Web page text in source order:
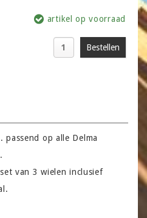
artikel op voorraad
passend op alle Delma
van 3 wielen inclusief